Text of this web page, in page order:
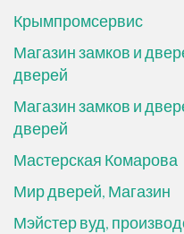
Крымпромсервис
Магазин замков и
дверей
Магазин замков и
дверей
Мастерская Комарова
Мир дверей, Магазин
Мэйстер вуд,